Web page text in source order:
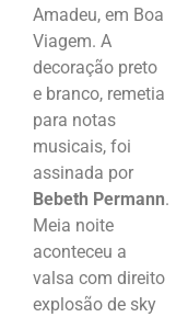
Amadeu, em Boa
Viagem. A
decoração preto
e branco, remetia
para notas
musicais, foi
assinada por
Bebeth Permann.
Meia noite
aconteceu a
valsa com direito
explosão de sky